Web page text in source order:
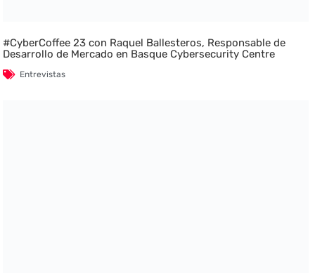
#CyberCoffee 23 con Raquel Ballesteros, Responsable de
Desarrollo de Mercado en Basque Cybersecurity Centre
Entrevistas